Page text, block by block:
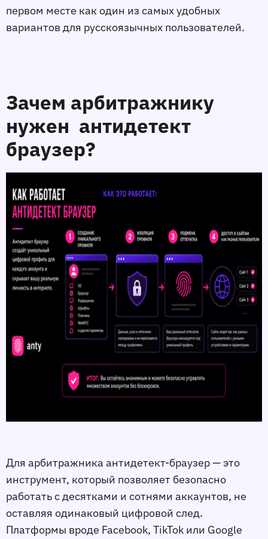
первом месте как один из самых удобных
вариантов для русскоязычных пользователей.
Зачем арбитражнику
нужен антидетект
браузер?
Для арбитражника антидетект‑браузер — это
инструмент, который позволяет безопасно
работать с десятками и сотнями аккаунтов, не
оставляя одинаковый цифровой след.
Платформы вроде Facebook, TikTok или Google